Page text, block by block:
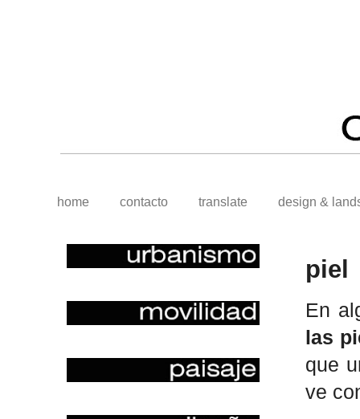
home contacto translate design &
piel
En
las
que
ve